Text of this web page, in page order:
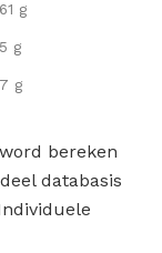
61 g
5 g
7 g
bereken
databasis